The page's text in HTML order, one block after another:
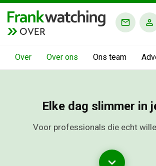
OVER
Over Over ons Ons team
Elke dag slimmer in
Voor professionals die echt